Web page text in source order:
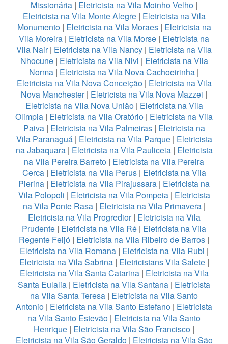
Missionária | Eletricista na Vila Moinho Velho |
Eletricista na Vila Monte Alegre| Eletricista na Vila
Monumento| Eletricista na Vila Moraes| Eletricista na
Vila Moreira | Eletricista na Vila Morse | Eletricista na
Vila Nair| Eletricista na Vila Nancy | Eletricista na Vila
Nhocune| Eletricista na Vila Nivi | Eletricista na Vila
Norma | Eletricista na Vila Nova Cachoeirinha |
Eletricista na Vila Nova Conceição| Eletricista na Vila
Nova Manchester| Eletricista na Vila Nova Mazzei |
Eletricista na Vila Nova União| Eletricista na Vila
Olimpia | Eletricista na Vila Oratório | Eletricista na Vila
Paiva| Eletricista na Vila Palmeiras| Eletricista na
Vila Paranaguá| Eletricista na Vila Parque| Eletricista
na Jabaquara| Eletricista na Vila Pauliceia| Eletricista
na Vila Pereira Barreto | Eletricista na Vila Pereira
Cerca| Eletricista na Vila Perus| Eletricista na Vila
Pierina | Eletricista na Vila Pirajussara | Eletricista na
Vila Polopoli | Eletricista na Vila Pompeia| Eletricista
na Vila Ponte Rasa| Eletricista na Vila Primavera|
Eletricista na Vila Progredior| Eletricista na Vila
Prudente | Eletricista na Vila Ré | Eletricista na Vila
Regente Feijó | Eletricista na Vila Ribeiro de Barros |
Eletricista na Vila Romana| Eletricista na Vila Rubi |
Eletricista na Vila Sabrina| Eletricistans Vila Salete|
Eletricista na Vila Santa Catarina| Eletricista na Vila
Santa Eulalia | Eletricista na Vila Santana | Eletricista
na Vila Santa Teresa | Eletricista na Vila Santo
Antonio | Eletricista na Vila Santo Estefano | Eletricista
na Vila Santo Estevão | Eletricista na Vila Santo
Henrique | Eletricista na Vila São Francisco |
Eletricista na Vila São Geraldo| Eletricista na Vila São